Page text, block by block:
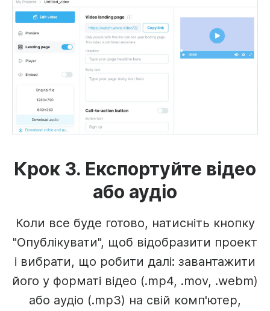
Крок 3. Експортуйте відео
або аудіо
Коли все буде готово, натисніть кнопку
"Опублікувати", щоб відобразити проект
і вибрати, що робити далі: завантажити
його у форматі відео (.mp4, .mov, .webm)
або аудіо (.mp3) на свій комп'ютер,